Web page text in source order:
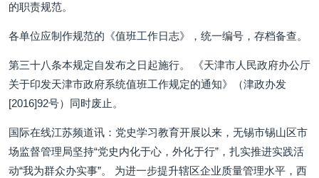
的职责规范。
各单位应制作规范的《值班工作日志》，统一编号，存档备查。
第三十八条本规定自发布之日起施行。 《天津市人民政府办公厅
关于印发天津市政府系统值班工作规定的通知》（津政办发
[2016]92号）同时废止。
国际在线江苏频道讯：党史学习教育开展以来，无锡市锡山区市
场监督管理局坚持“党史内化于心，外化于行”，扎实推进实践活
动“我为群众办实事”。 为进一步提升辖区企业质量管理水平，西